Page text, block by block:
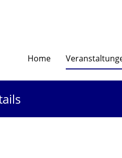
Home